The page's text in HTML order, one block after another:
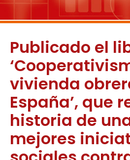
Publicado el
vivienda
España’, que
historia de
mejores